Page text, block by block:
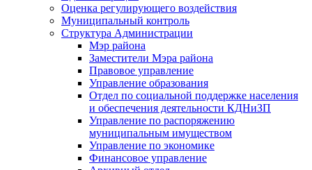
Оценка регулирующего воздействия
Муниципальный контроль
Структура Администрации
Мэр района
Заместители Мэра района
Правовое управление
Управление образования
Отдел по социальной поддержке населения
и обеспечения деятельности КДНиЗП
Управление по распоряжению
муниципальным имуществом
Управление по экономике
Финансовое управление